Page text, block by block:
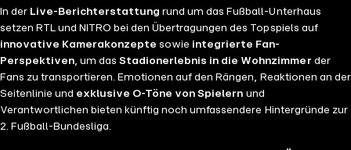
In der Live-Berichterstattung rund um das Fußball-Unterhaus
setzen RTL und NITRO bei den Übertragungen des Topspiels auf
innovative Kamerakonzepte sowie integrierte Fan-
Perspektiven, um dasStadionerlebnis in die Wohnzimmerder
Fans zu transportieren. Emotionen auf den Rängen, Reaktionen an der
Seitenlinie und exklusive O-Töne von Spielern und
Verantwortlichen bieten künftig noch umfassendere Hintergründe zur
2. Fußball-Bundesliga.